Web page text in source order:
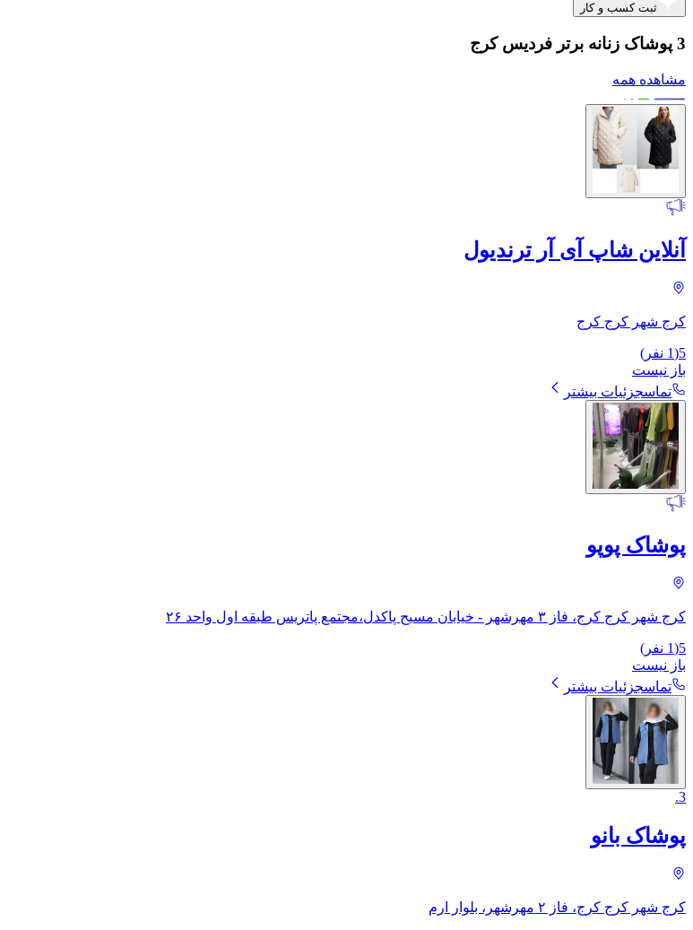
ثبت کسب و کار
3 پوشاک زنانه برتر فردیس کرج
مشاهده همه
آنلاین شاپ آی آر ترندیول
کرج شهر کرج کرج
5
(
1 نفر)
باز نیست
تماسجزئیات بیشتر
پوشاک پوپو
کرج شهر کرج کرج، فاز ۳ مهرشهر - خیابان مسیح پاکدل،مجتمع پاتریس طبقه اول واحد ٢۶
5
(
1 نفر)
باز نیست
تماسجزئیات بیشتر
3
.
پوشاک بانو
کرج شهر کرج کرج، فاز ۲ مهرشهر، بلوار ارم